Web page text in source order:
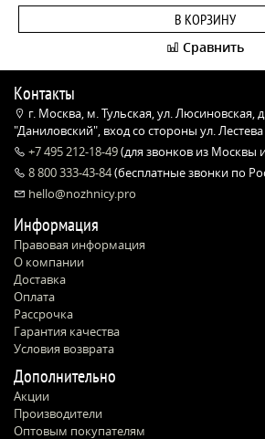
В КОРЗИНУ
Сравнить
Контакты
г. Москва, м. Тульская, ул. Люсиновская,
"Даниловский", вход со стороны ул. Лестева
+7 495 212-18-49(для звонков из Москвы
8 800 333-43-84(бесплатные звонки по
hello@nozhnicy.pro
Информация
Правовая информация
О компании
Доставка
Оплата
Рассрочка
Гарантия качества
Условия возврата
Дополнительно
Акции
Производители
Оптовым покупателям